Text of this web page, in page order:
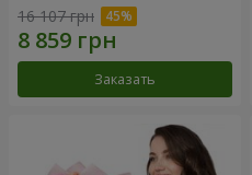
16 107 грн
Заказать